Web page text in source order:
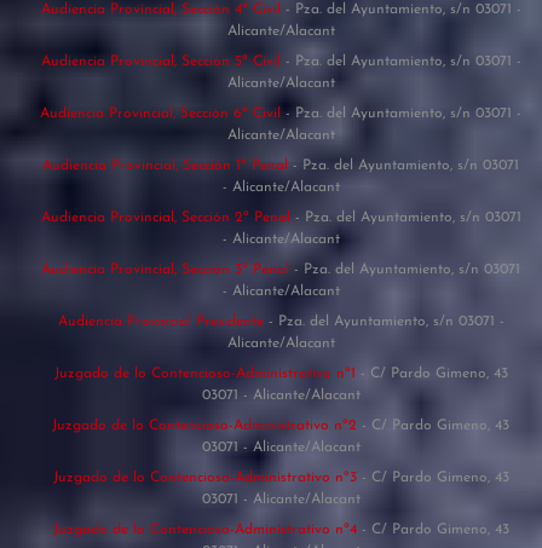
Audiencia Provincial, Sección 4ª Civil - Pza. del Ayuntamiento, s/n 03071 -
Alicante/Alacant
Audiencia Provincial, Sección 5ª Civil - Pza. del Ayuntamiento, s/n 03071 -
Alicante/Alacant
Audiencia Provincial, Sección 6ª Civil - Pza. del Ayuntamiento, s/n 03071 -
Alicante/Alacant
Audiencia Provincial, Sección 1ª Penal - Pza. del Ayuntamiento, s/n 03071
- Alicante/Alacant
Audiencia Provincial, Sección 2ª Penal - Pza. del Ayuntamiento, s/n 03071
- Alicante/Alacant
Audiencia Provincial, Sección 3ª Penal - Pza. del Ayuntamiento, s/n 03071
- Alicante/Alacant
Audiencia Provincial Presidente - Pza. del Ayuntamiento, s/n 03071 -
Alicante/Alacant
Juzgado de lo Contencioso-Administrativo nº1 - C/ Pardo Gimeno, 43
03071 - Alicante/Alacant
Juzgado de lo Contencioso-Administrativo nº2 - C/ Pardo Gimeno, 43
03071 - Alicante/Alacant
Juzgado de lo Contencioso-Administrativo nº3 - C/ Pardo Gimeno, 43
03071 - Alicante/Alacant
Juzgado de lo Contencioso-Administrativo nº4 - C/ Pardo Gimeno, 43